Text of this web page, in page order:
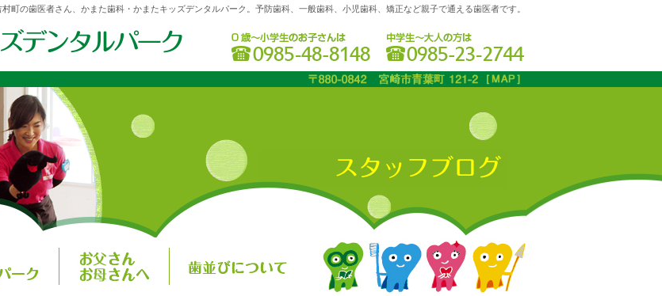
町の歯医者さん、かまた歯科・かまたキッズデンタルパーク。予防歯科、一般歯科、小児歯科、矯正など親子で通える歯医者です。